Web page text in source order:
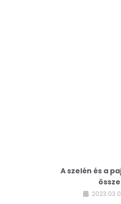
A szelén és a